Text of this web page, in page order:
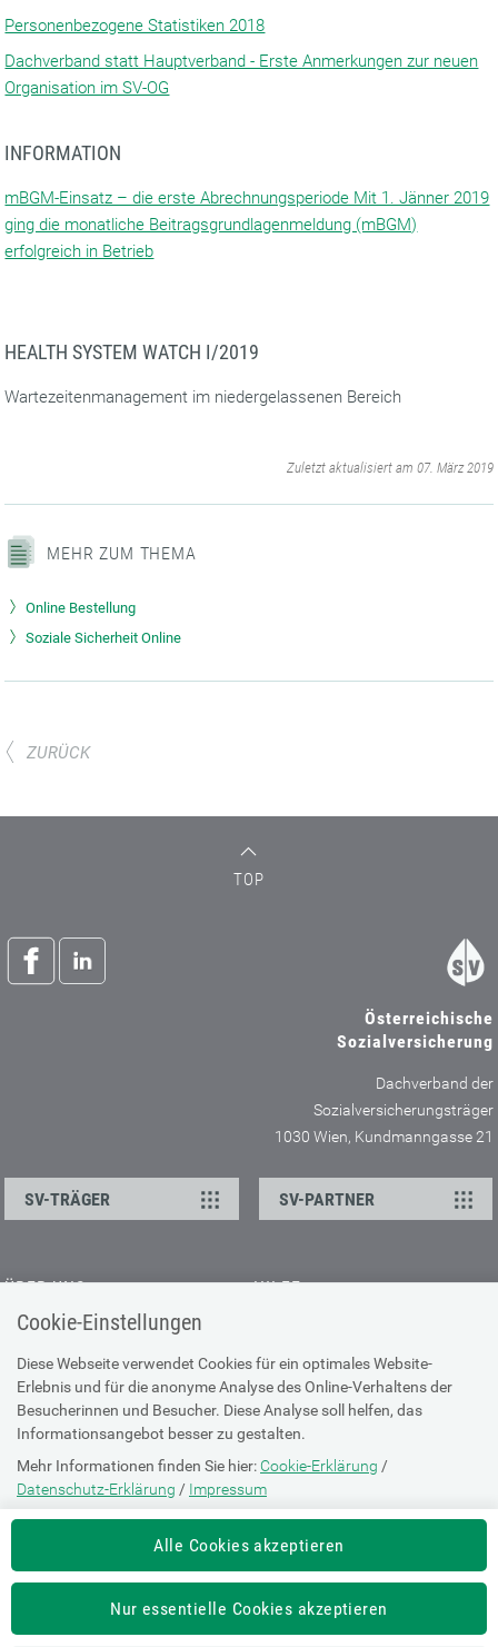
Cookie-Einstellungen
Diese Webseite verwendet Cookies für ein optimales Website-
Erlebnis und für die anonyme Analyse des Online-Verhaltens der
Besucherinnen und Besucher. Diese Analyse soll helfen, das
Informationsangebot besser zu gestalten.
Mehr Informationen finden Sie hier: Cookie-Erklärung /
Datenschutz-Erklärung / Impressum
Die Einstellung können Sie jederzeit auf der Seite "Cookie-Erklärung"
Alle Cookies akzeptieren
Nur essentielle Cookies akzeptieren
Personenbezogene Statistiken 2018
Dachverband statt Hauptverband - Erste Anmerkungen zur neuen
Organisation im SV-OG
INFORMATION
mBGM-Einsatz – die erste Abrechnungsperiode Mit 1. Jänner 2019
ging die monatliche Beitragsgrundlagenmeldung (mBGM)
erfolgreich in Betrieb
HEALTH SYSTEM WATCH I/2019
Wartezeitenmanagement im niedergelassenen Bereich
Zuletzt aktualisiert am 07. März 2019
MEHR ZUM THEMA
Online Bestellung
Soziale Sicherheit Online
ZURÜCK
TOP
Österreichische
Sozialversicherung
Dachverband der
Sozialversicherungsträger
1030 Wien, Kundmanngasse 21
SV-TRÄGER SV-PARTNER
ÜBER UNS
Kontakt
Offene Stellen
Presse
HILFE
Browser-Info & Sicherheit
Hilfe zur Suche
Technische Unterstützung
DATENSCHUTZ
Cookie-Erklärung
Datenschutz-Erklärung
Impressum
Nutzungsbestimmungen